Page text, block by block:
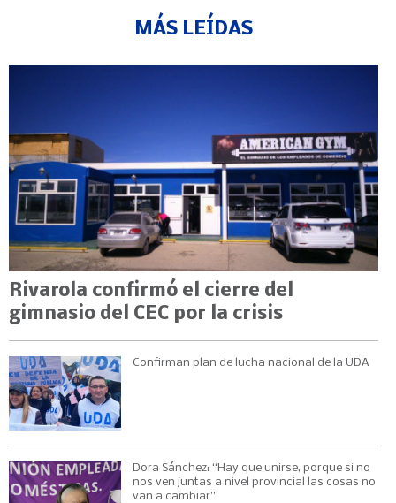
MÁS LEÍDAS
Rivarola confirmó el cierre del
gimnasio del CEC por la crisis
Confirman plan de lucha nacional de la UDA
Dora Sánchez: “Hay que unirse, porque si no
nos ven juntas a nivel provincial las cosas no
van a cambiar”